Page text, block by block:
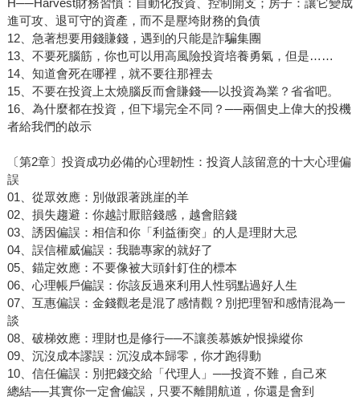
進可攻、退可守的資產，而不是壓垮財務的負債
12、急著想要用錢賺錢，遇到的只能是詐騙集團
13、不要死腦筋，你也可以用高風險投資培養勇氣，但是……
14、知道會死在哪裡，就不要往那裡去
15、不要在投資上太燒腦反而會賺錢──以投資為業？省省吧。
16、為什麼都在投資，但下場完全不同？──兩個史上偉大的投機
者給我們的啟示
〔第2章〕投資成功必備的心理韌性：投資人該留意的十大心理偏
誤
01、從眾效應：別做跟著跳崖的羊
02、損失趨避：你越討厭賠錢感，越會賠錢
03、誘因偏誤：相信和你「利益衝突」的人是理財大忌
04、誤信權威偏誤：我聽專家的就好了
05、錨定效應：不要像被大頭針釘住的標本
06、心理帳戶偏誤：你該反過來利用人性弱點過好人生
07、互惠偏誤：金錢觀老是混了感情觀？別把理智和感情混為一
談
08、破梯效應：理財也是修行──不讓羨慕嫉妒恨操縱你
09、沉沒成本謬誤：沉沒成本歸零，你才跑得動
10、信任偏誤：別把錢交給「代理人」──投資不難，自己來
總結──其實你一定會偏誤，只要不離開航道，你還是會到